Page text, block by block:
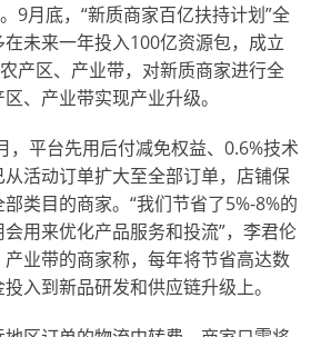
9月底，“新质商家百亿扶持计划”全
未来一年投入100亿资源包，成立
产区、产业带，对新质商家进行全
、产业带实现产业升级。
，平台先用后付减免权益、0.6%技术
活动订单扩大至全部订单，店铺保
类目的商家。“我们节省了5%-8%的
用来优化产品服务和投流”，李君伦
业带的商家称，每年将节省高达数
入到新品研发和供应链升级上。